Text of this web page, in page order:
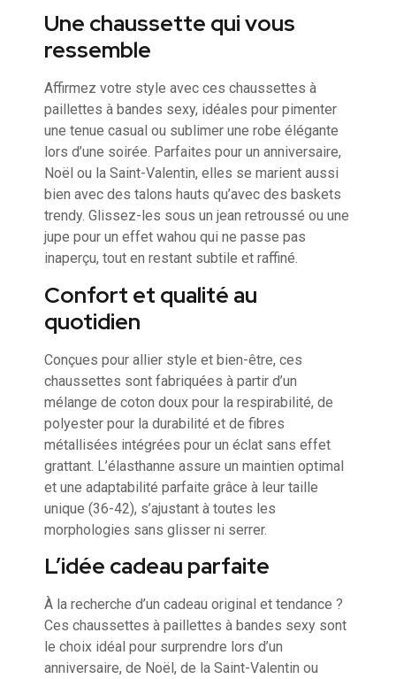
Une chaussette qui vous
ressemble
Affirmez votre style avec ces chaussettes à
paillettes à bandes sexy, idéales pour pimenter
une tenue casual ou sublimer une robe élégante
lors d’une soirée. Parfaites pour un anniversaire,
Noël ou la Saint-Valentin, elles se marient aussi
bien avec des talons hauts qu’avec des baskets
trendy. Glissez-les sous un jean retroussé ou une
jupe pour un effet wahou qui ne passe pas
inaperçu, tout en restant subtile et raffiné.
Confort et qualité au
quotidien
Conçues pour allier style et bien-être, ces
chaussettes sont fabriquées à partir d’un
mélange de coton doux pour la respirabilité, de
polyester pour la durabilité et de fibres
métallisées intégrées pour un éclat sans effet
grattant. L’élasthanne assure un maintien optimal
et une adaptabilité parfaite grâce à leur taille
unique (36-42), s’ajustant à toutes les
morphologies sans glisser ni serrer.
L’idée cadeau parfaite
À la recherche d’un cadeau original et tendance ?
Ces chaussettes à paillettes à bandes sexy sont
le choix idéal pour surprendre lors d’un
anniversaire, de Noël, de la Saint-Valentin ou